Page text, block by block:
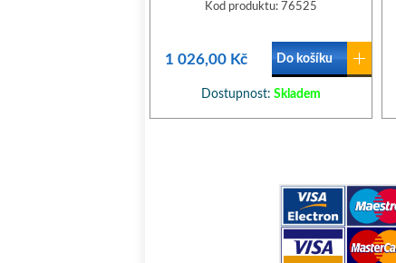
Kod produktu: 76525
1 026,00 Kč Do košíku
Dostupnost: Skladem